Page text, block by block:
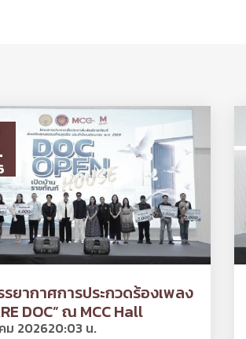
ยากาศการประกวดร้องเพลง
DOC” ณ MCC Hall
ม 202620:03 น.